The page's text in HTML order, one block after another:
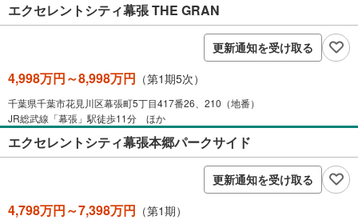
エクセレントシティ幕張 THE GRAN
更新通知を受け取る
4,998万円～8,998万円 （第1期5次）
千葉県千葉市花見川区幕張町5丁目417番26、210（地番）
JR総武線「幕張」駅徒歩11分 ほか
エクセレントシティ幕張本郷パークサイド
更新通知を受け取る
4,798万円～7,398万円 （第1期）